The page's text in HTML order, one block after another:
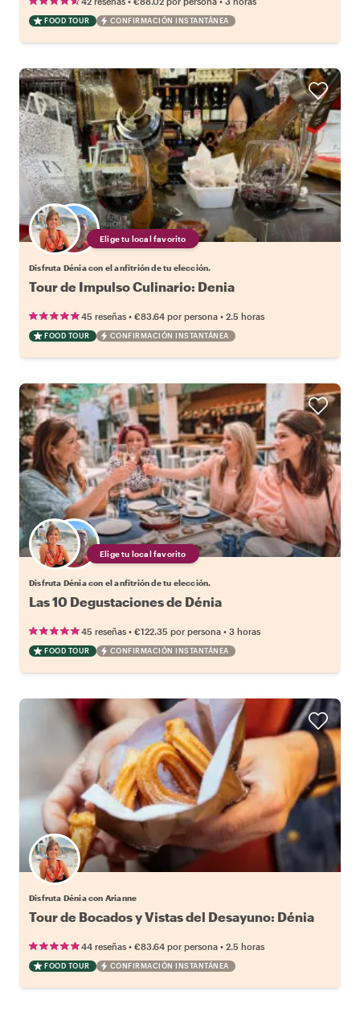
FOOD TOUR CONFIRMACIÓN INSTANTÁNEA
Elige tu local favorito
Disfruta Dénia con el anfitrión de tu elección.
Tour de Impulso Culinario: Denia
45 reseñas • €83.64 por persona • 2.5 horas
FOOD TOUR CONFIRMACIÓN INSTANTÁNEA
Elige tu local favorito
Disfruta Dénia con el anfitrión de tu elección.
Las 10 Degustaciones de Dénia
45 reseñas • €122.35 por persona • 3 horas
FOOD TOUR CONFIRMACIÓN INSTANTÁNEA
Disfruta Dénia con Arianne
Tour de Bocados y Vistas del Desayuno: Dénia
44 reseñas • €83.64 por persona • 2.5 horas
FOOD TOUR CONFIRMACIÓN INSTANTÁNEA